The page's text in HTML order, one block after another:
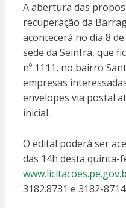
A abertura das
recuperação da
acontecerá no dia 8
sede da Seinfra, que
nº 1111, no bairro
empresas
envelopes via postal
inicial.
O edital poderá ser
das 14h desta quinta-
3182.8731 e 3182-